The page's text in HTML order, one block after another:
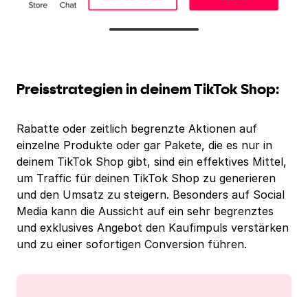
Preisstrategien in deinem TikTok Shop:
Rabatte oder zeitlich begrenzte Aktionen auf
einzelne Produkte oder gar Pakete, die es nur in
deinem TikTok Shop gibt, sind ein effektives Mittel,
um Traffic für deinen TikTok Shop zu generieren
und den Umsatz zu steigern. Besonders auf Social
Media kann die Aussicht auf ein sehr begrenztes
und exklusives Angebot den Kaufimpuls verstärken
und zu einer sofortigen Conversion führen.